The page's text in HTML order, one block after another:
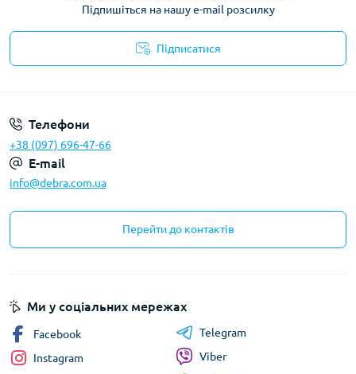
Підпишіться на нашу e-mail розсилку
Підписатися
Телефони
+38 (097) 696-47-66
E-mail
info@debra.com.ua
Перейти до контактів
Ми у соціальних мережах
Facebook
Instagram
Telegram
Viber